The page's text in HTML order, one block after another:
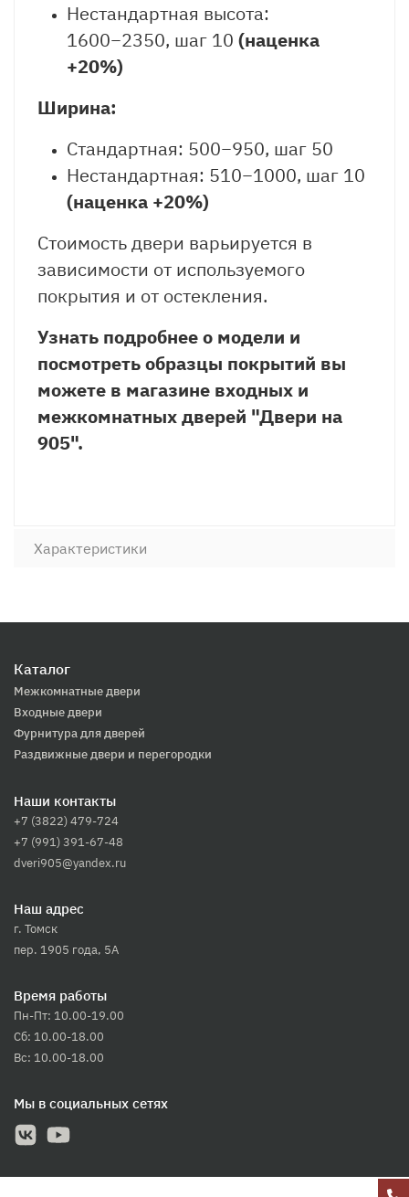
Нестандартная высота:
1600−2350, шаг 10 (наценка
+20%)
Ширина:
Стандартная: 500−950, шаг 50
Нестандартная: 510−1000, шаг 10
(наценка +20%)
Стоимость двери варьируется в
зависимости от используемого
покрытия и от остекления.
Узнать подробнее о модели и
посмотреть образцы покрытий вы
можете в магазине входных и
межкомнатных дверей "Двери на
905".
Характеристики
Каталог
Межкомнатные двери
Входные двери
Фурнитура для дверей
Раздвижные двери и перегородки
Наши контакты
+7 (3822) 479-724
+7 (991) 391-67-48
dveri905@yandex.ru
Наш адрес
г. Томск
пер. 1905 года, 5А
Время работы
Пн-Пт: 10.00-19.00
Сб: 10.00-18.00
Вс: 10.00-18.00
Мы в социальных сетях